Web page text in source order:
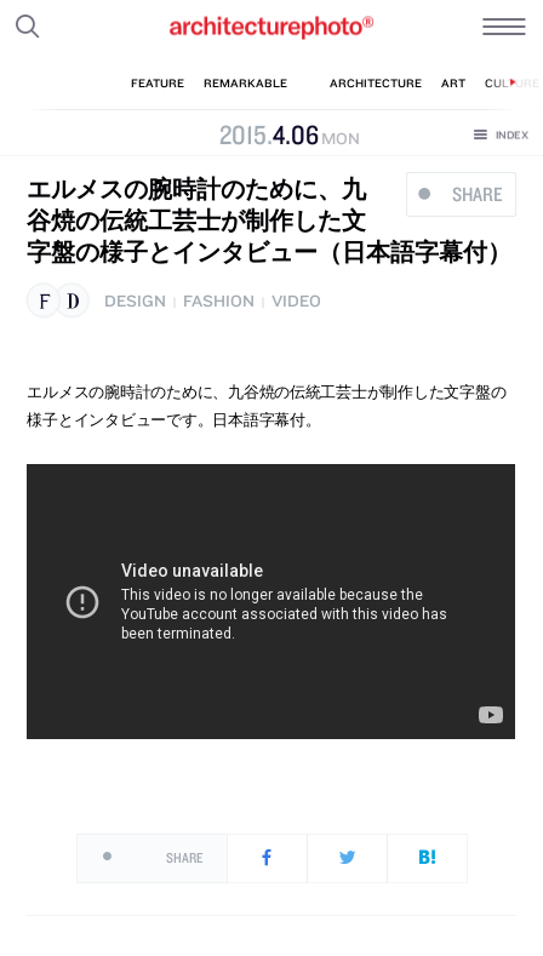
2015.4.06 MON
SHARE
エルメスの腕時計のために、九
谷焼の伝統工芸士が制作した文
字盤の様子とインタビュー（日本語字幕付）
DESIGN FASHION VIDEO
エルメスの腕時計のために、九谷焼の伝統工芸士が制作した文字盤の
様子とインタビューです。日本語字幕付。
SHARE